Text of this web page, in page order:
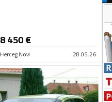
8 450€
Herceg Novi 28.05.26